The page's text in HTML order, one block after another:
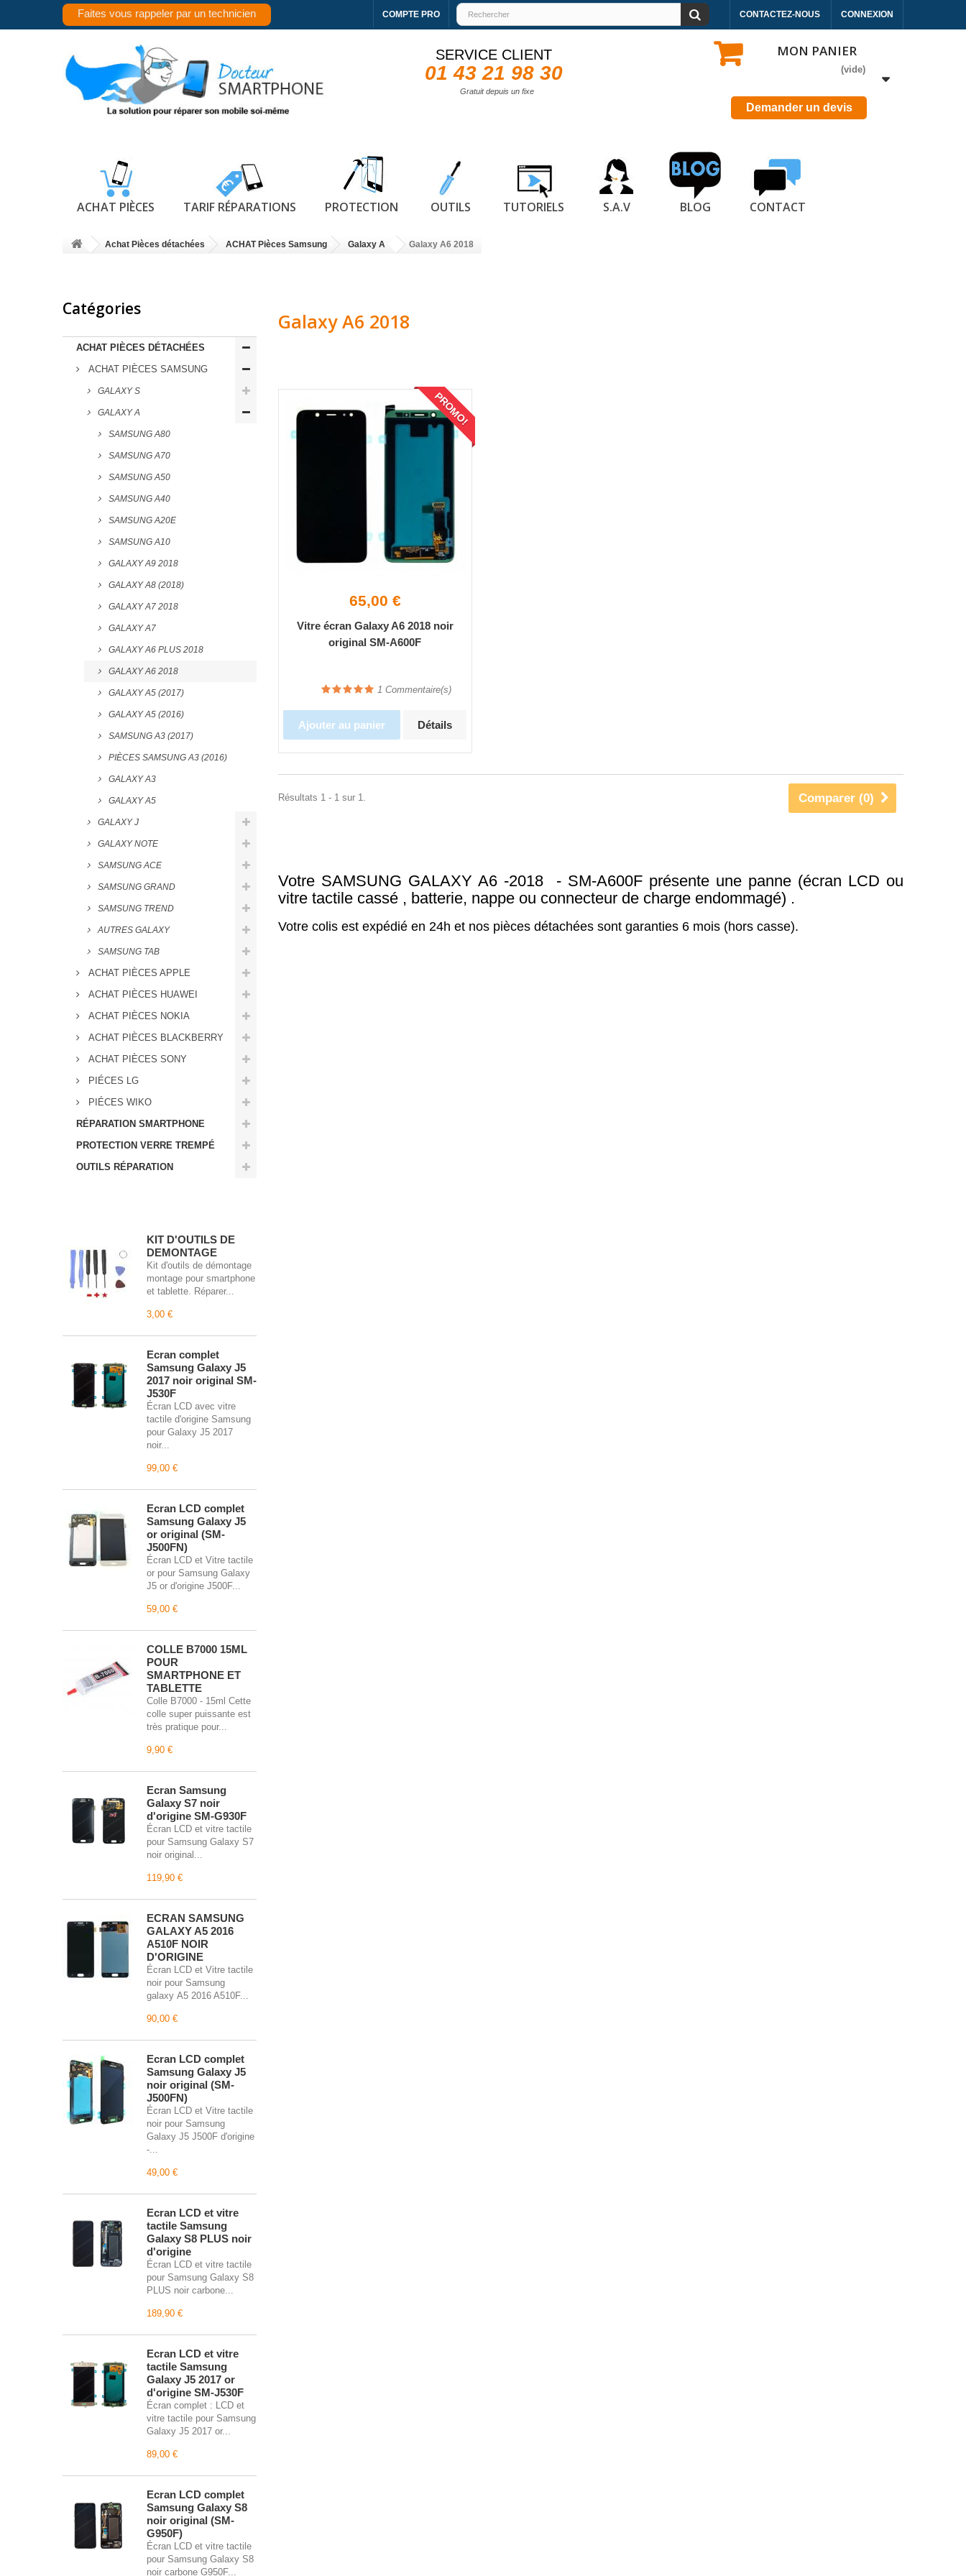
CONNEXION
CONTACTEZ-NOUS
COMPTE PRO
Faites vous rappeler par un technicien
SERVICE CLIENT
01 43 21 98 30
Gratuit depuis un fixe
MON PANIER
(vide)
Demander un devis
ACHAT PIÈCES TARIF RÉPARATIONS PROTECTION OUTILS TUTORIELS S.A.V BLOG CONTACT
Achat Pièces détachées ACHAT Pièces Samsung Galaxy A Galaxy A6 2018
Catégories
ACHAT PIÈCES DÉTACHÉES
ACHAT PIÈCES SAMSUNG
GALAXY S
GALAXY A
SAMSUNG A80
SAMSUNG A70
SAMSUNG A50
SAMSUNG A40
SAMSUNG A20E
SAMSUNG A10
GALAXY A9 2018
GALAXY A8 (2018)
GALAXY A7 2018
GALAXY A7
GALAXY A6 PLUS 2018
GALAXY A6 2018
GALAXY A5 (2017)
GALAXY A5 (2016)
SAMSUNG A3 (2017)
PIÈCES SAMSUNG A3 (2016)
GALAXY A3
GALAXY A5
GALAXY J
GALAXY NOTE
SAMSUNG ACE
SAMSUNG GRAND
SAMSUNG TREND
AUTRES GALAXY
SAMSUNG TAB
ACHAT PIÈCES APPLE
ACHAT PIÈCES HUAWEI
ACHAT PIÈCES NOKIA
ACHAT PIÈCES BLACKBERRY
ACHAT PIÈCES SONY
PIÉCES LG
PIÉCES WIKO
RÉPARATION SMARTPHONE
PROTECTION VERRE TREMPÉ
OUTILS RÉPARATION
KIT D'OUTILS DE
DEMONTAGE
Kit d'outils de démontage
montage pour smartphone
et tablette. Réparer...
3,00 €
Écran complet
Samsung Galaxy J5
2017 noir original SM-
J530F
Écran LCD avec vitre
tactile d'origine Samsung
pour Galaxy J5 2017
noir...
99,00 €
Écran LCD complet
Samsung Galaxy J5
or original (SM-
J500FN)
Écran LCD et Vitre tactile
or pour Samsung Galaxy
J5 or d'origine J500F...
59,00 €
COLLE B7000 15ML
POUR
SMARTPHONE ET
TABLETTE
Colle B7000 - 15ml Cette
colle super puissante est
très pratique pour...
9,90 €
Écran Samsung
Galaxy S7 noir
d'origine SM-G930F
Écran LCD et vitre tactile
pour Samsung Galaxy S7
noir original...
119,90 €
ECRAN SAMSUNG
GALAXY A5 2016
A510F NOIR
D'ORIGINE
Écran LCD et Vitre tactile
noir pour Samsung
galaxy A5 2016 A510F...
90,00 €
Écran LCD complet
Samsung Galaxy J5
noir original (SM-
J500FN)
Écran LCD et Vitre tactile
noir pour Samsung
Galaxy J5 J500F d'origine
-...
49,00 €
Écran LCD et vitre
tactile Samsung
Galaxy S8 PLUS noir
d'origine
Écran LCD et vitre tactile
pour Samsung Galaxy S8
PLUS noir carbone...
189,90 €
Écran LCD et vitre
tactile Samsung
Galaxy J5 2017 or
d'origine SM-J530F
Écran complet : LCD et
vitre tactile pour Samsung
Galaxy J5 2017 or...
89,00 €
Écran LCD complet
Samsung Galaxy S8
noir original (SM-
G950F)
Écran LCD et vitre tactile
pour Samsung Galaxy S8
noir carbone G950F...
Galaxy A6 2018
PROMO!
65,00 €
Vitre écran Galaxy A6 2018 noir
original SM-A600F
1 Commentaire(s)
Ajouter au panier Détails
Comparer (0)
Résultats 1 - 1 sur 1.
Votre SAMSUNG GALAXY A6 -2018 - SM-A600F présente une panne (écran LCD ou
vitre tactile cassé , batterie, nappe ou connecteur de charge endommagé) .
Votre colis est expédié en 24h et nos pièces détachées sont garanties 6 mois (hors casse).